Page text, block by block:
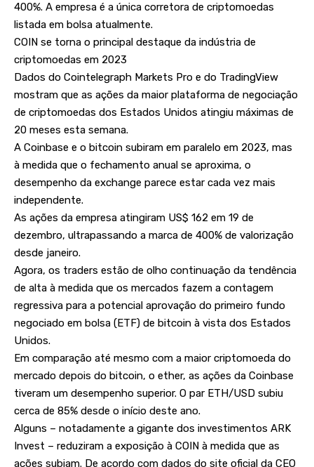
400%. A empresa é a única corretora de criptomoedas
listada em bolsa atualmente.
COIN se torna o principal destaque da indústria de
criptomoedas em 2023
Dados do Cointelegraph Markets Pro e do TradingView
mostram que as ações da maior plataforma de negociação
de criptomoedas dos Estados Unidos atingiu máximas de
20 meses esta semana.
A Coinbase e o bitcoin subiram em paralelo em 2023, mas
à medida que o fechamento anual se aproxima, o
desempenho da exchange parece estar cada vez mais
independente.
As ações da empresa atingiram US$ 162 em 19 de
dezembro, ultrapassando a marca de 400% de valorização
desde janeiro.
Agora, os traders estão de olho continuação da tendência
de alta à medida que os mercados fazem a contagem
regressiva para a potencial aprovação do primeiro fundo
negociado em bolsa (ETF) de bitcoin à vista dos Estados
Unidos.
Em comparação até mesmo com a maior criptomoeda do
mercado depois do bitcoin, o ether, as ações da Coinbase
tiveram um desempenho superior. O par ETH/USD subiu
cerca de 85% desde o início deste ano.
Alguns – notadamente a gigante dos investimentos ARK
Invest – reduziram a exposição à COIN à medida que as
ações subiam. De acordo com dados do site oficial da CEO